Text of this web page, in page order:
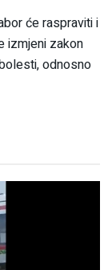
će raspraviti i
izmjeni zakon
odnosno